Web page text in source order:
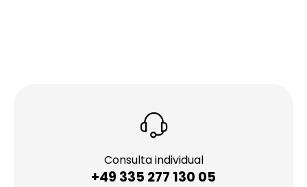
Consulta individual
+49 335 277 130 05